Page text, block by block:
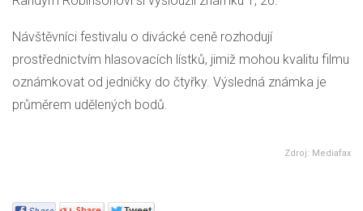
Návštěvníci festivalu o divácké ceně rozhodují
prostřednictvím hlasovacích lístků, jimiž mohou kvalitu filmu
oznámkovat od jedničky do čtyřky. Výsledná známka je
průměrem udělených bodů.
Zdroj: Mediafax